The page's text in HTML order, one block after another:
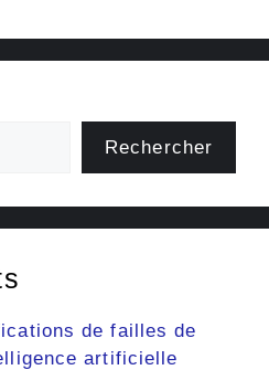
Rechercher
de failles de
artificielle